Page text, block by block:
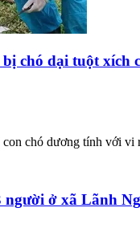
chó dại tuột xích
chó dương tính với vi
người ở xã Lãnh